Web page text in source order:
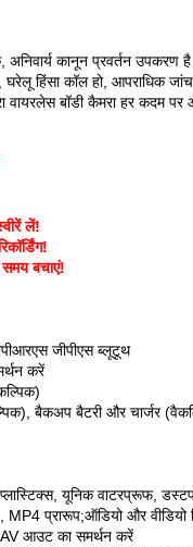
अनिवार्य कानून प्रवर्तन उपकरण
हिंसा कॉल हो, आपराधिक जांच
वायरलेस बॉडी कैमरा हर कदम
लें!
बचाएं!
जीपीएस ब्लूटूथ
करें
बैकअप बैटरी और चार्जर
प्लास्टिक्स, यूनिक वाटरप्रूफ,
MP4 प्रारूप;ऑडियो और
आउट का समर्थन करें